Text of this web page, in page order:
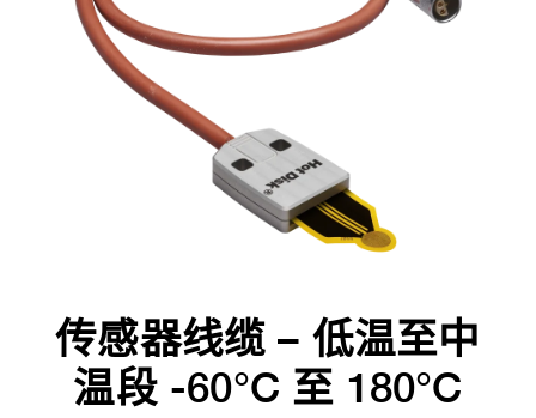
传感器线缆 – 低温至中
温段 -60°C 至 180°C